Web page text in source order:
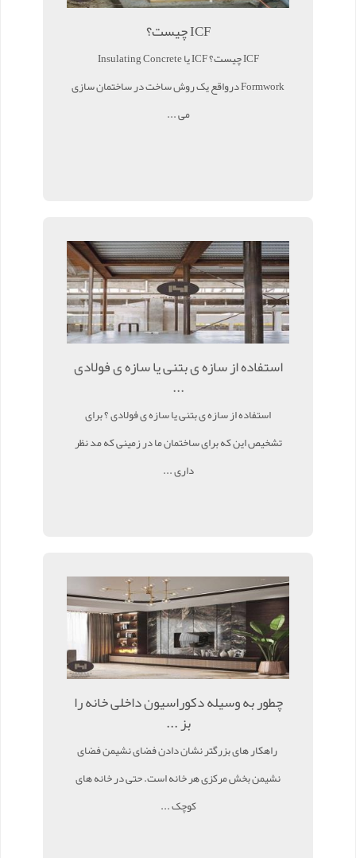
ICF چیست؟
ICF چیست؟ ICF یا Insulating Concrete
Formwork درواقع یک روش ساخت در ساختمان سازی
می ...
استفاده از سازه ی بتنی یا سازه ی فولادی
...
استفاده از سازه ی بتنی یا سازه ی فولادی ؟ برای
تشخیص این که برای ساختمان ما در زمینی که مد نظر
داری ...
چطور به وسیله دکوراسیون داخلی خانه را
بز ...
راهکار های بزرگتر نشان دادن فضای نشیمن فضای
نشیمن بخش مرکزی هر خانه است. حتی در خانه های
کوچک ...